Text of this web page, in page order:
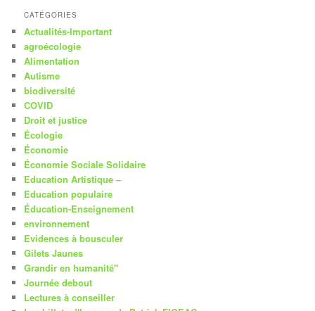
CATÉGORIES
Actualités-Important
agroécologie
Alimentation
Autisme
biodiversité
COVID
Droit et justice
Écologie
Économie
Économie Sociale Solidaire
Education Artistique –
Education populaire
Éducation-Enseignement
environnement
Evidences à bousculer
Gilets Jaunes
Grandir en humanité"
Journée debout
Lectures à conseiller